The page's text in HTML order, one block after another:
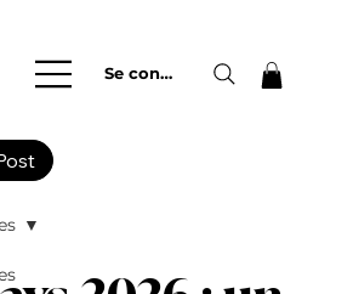
Se connecter